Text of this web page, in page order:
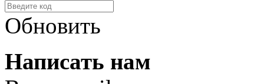
Обновить
Написать нам